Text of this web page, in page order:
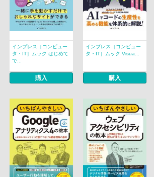
インプレス［コンピュー
タ・IT］ムック はじめて
で...
購入
インプレス［コンピュー
タ・IT］ムック Visua...
購入